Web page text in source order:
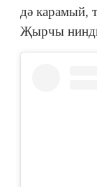
дә карамый,
Җырчы нинди